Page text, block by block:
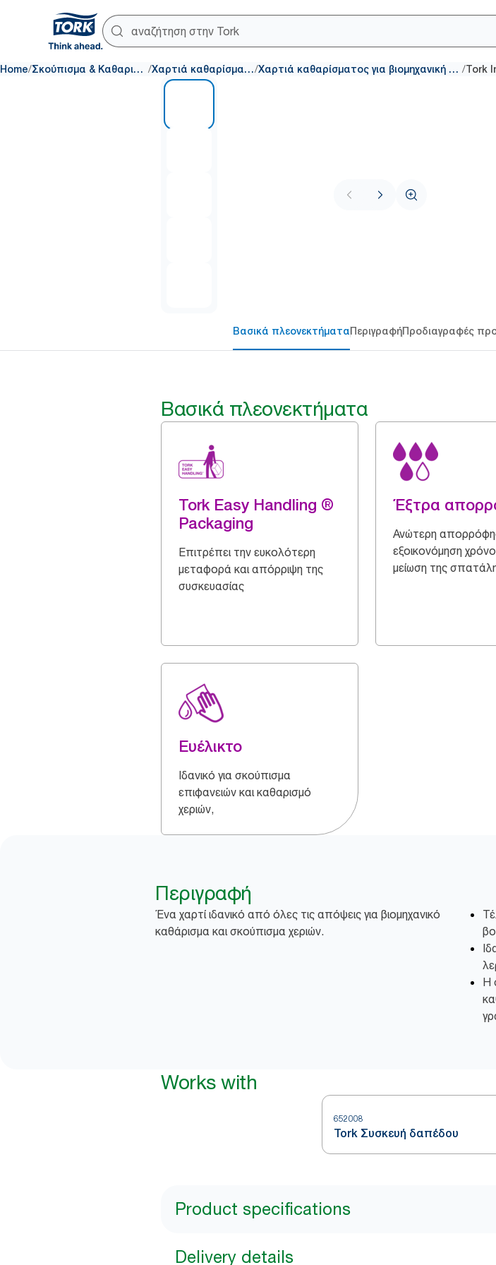
Home/ Σκούπισμα & Καθαρισμός / Χαρτιά καθαρίσματος/ Χαρτιά καθαρίσματος για βιομηχανική χρήση /
Βασικά πλεονεκτήματαΠεριγραφήΠροδιαγραφές
Βασικά πλεονεκτήματα
Tork Easy Handling ®
Packaging
Επιτρέπει την ευκολότερη
μεταφορά και απόρριψη της
συσκευασίας
Έξτρα
Ανώτερη
εξοικονόμηση
μείωση της
Ευέλικτο
Ιδανικό για σκούπισμα
επιφανειών και καθαρισμό
χεριών,
Περιγραφή
Ένα χαρτί ιδανικό από όλες τις απόψεις για βιομηχανικό
καθάρισμα και σκούπισμα χεριών.
Η
Works with
652008
Tork Συσκευή δαπέδου
Product specifications
Delivery details